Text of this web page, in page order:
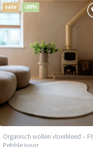
sale -30%
Organisch wollen vloerkleed –
Pebble ivoor